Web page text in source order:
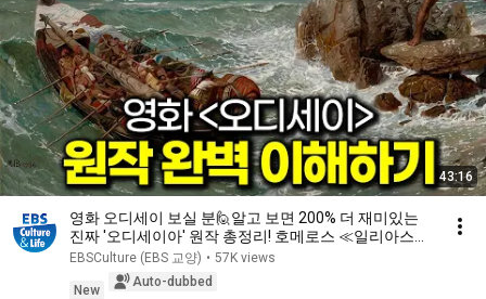
43:16
영화 오디세이 보실 분🙋알고 보면 200% 더 재미있는
진짜 '오디세이아' 원작 총정리! 호메로스 ≪일리아스≫
& ≪오디세이아≫, 베르길리우스 ≪아이네이스≫ 까지
#몰아볼교양
EBSCulture (EBS 교양) • 57K views
New
Auto-dubbed